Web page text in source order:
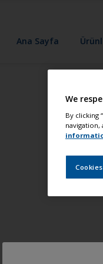
Ana Sayfa
We
By clicking
navigation,